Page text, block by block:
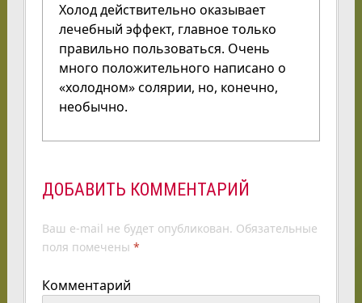
Холод действительно оказывает
лечебный эффект, главное только
правильно пользоваться. Очень
много положительного написано о
«холодном» солярии, но, конечно,
необычно.
ДОБАВИТЬ КОММЕНТАРИЙ
Ваш e-mail не будет опубликован. Обязательные
поля помечены *
Комментарий